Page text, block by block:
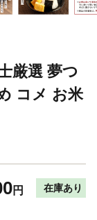
厳選 夢つ
コメ お米
円 在庫あり